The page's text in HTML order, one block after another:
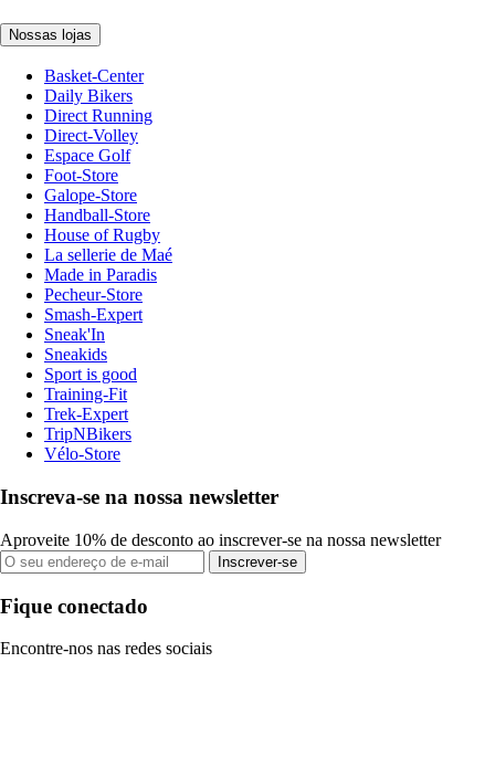
Nossas lojas
Basket-Center
Daily Bikers
Direct Running
Direct-Volley
Espace Golf
Foot-Store
Galope-Store
Handball-Store
House of Rugby
La sellerie de Maé
Made in Paradis
Pecheur-Store
Smash-Expert
Sneak'In
Sneakids
Sport is good
Training-Fit
Trek-Expert
TripNBikers
Vélo-Store
Inscreva-se na nossa newsletter
Aproveite 10% de desconto ao inscrever-se na nossa newsletter
Inscrever-se
Fique conectado
Encontre-nos nas redes sociais